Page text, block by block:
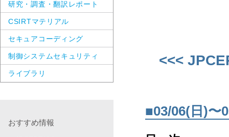
<<<
■03/06(日)〜
研究・調査・翻訳レポート
CSIRTマテリアル
セキュアコーディング
制御システムセキュリティ
ライブラリ
おすすめ情報